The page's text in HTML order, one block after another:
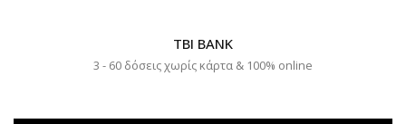
TBI BANK
3 - 60 δόσεις χωρίς κάρτα & 100% online